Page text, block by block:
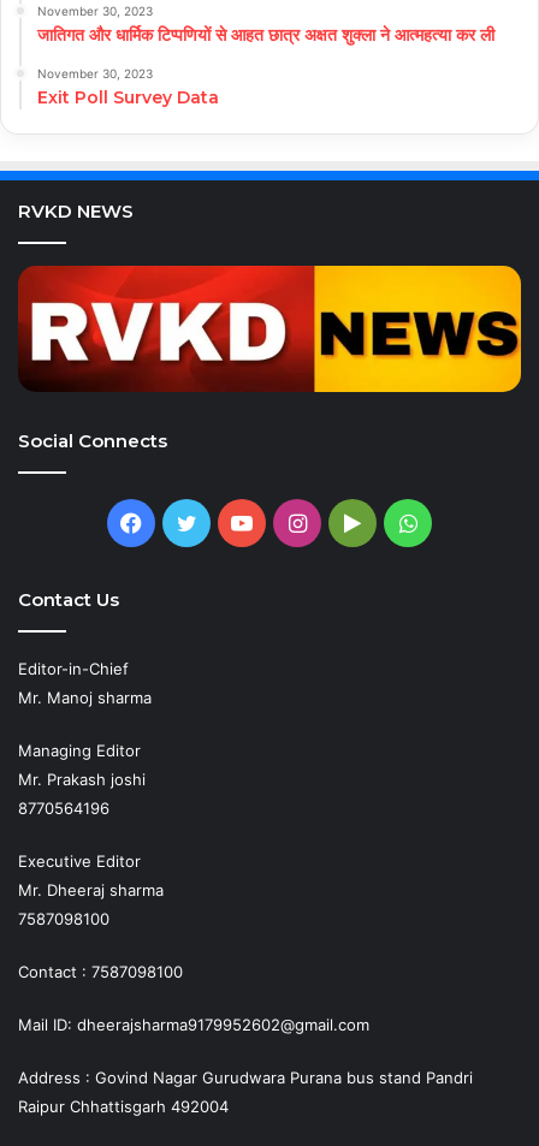
November 30, 2023
जातिगत और धार्मिक टिप्पणियों से आहत छात्र अक्षत शुक्ला ने आत्महत्या कर ली
November 30, 2023
Exit Poll Survey Data
RVKD NEWS
Social Connects
Facebook
TwitterYouTubeInstagram
GoogleWhatsApp
Contact Us
Editor-in-Chief
Mr. Manoj sharma
Managing Editor
Mr. Prakash joshi
8770564196
Executive Editor
Mr. Dheeraj sharma
7587098100
Contact : 7587098100
Mail ID: dheerajsharma9179952602@gmail.com
Address : Govind Nagar Gurudwara Purana bus stand Pandri
Raipur Chhattisgarh 492004